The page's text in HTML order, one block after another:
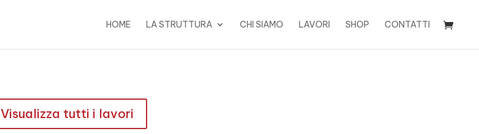
HOME LA STRUTTURA CHI SIAMO LAVORI SHOP CONTATTI
Visualizza tutti i lavori